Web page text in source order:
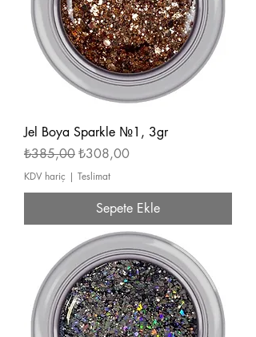
Jel Boya Sparkle №1, 3gr
Normal Fiyat
₺385,00İndirimli Fiyat
₺308,00
KDV hariç | Teslimat
Sepete Ekle